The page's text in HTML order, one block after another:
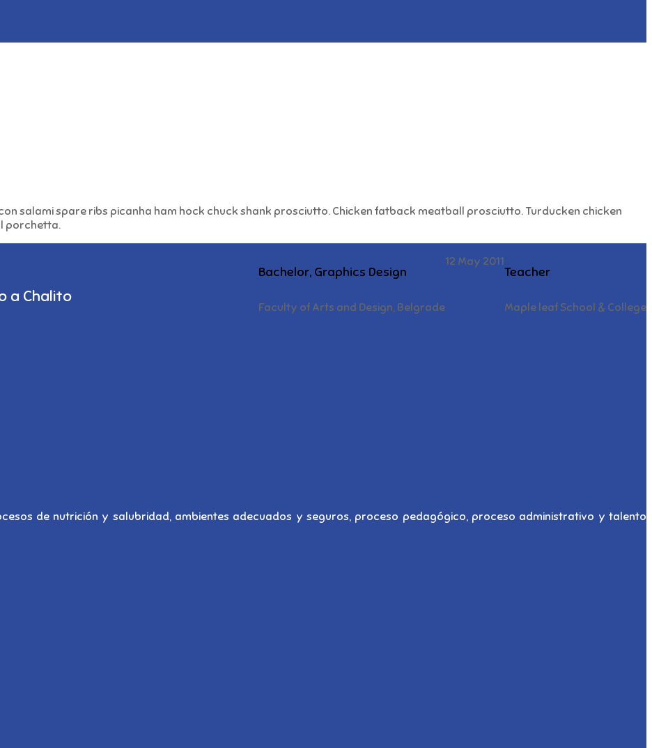
salami spare ribs picanha ham hock chuck shank prosciutto. Chicken fatback meatball prosciutto. Turducken chicken
porchetta.
Teacher
Maple leaf School & College
12 May 2011
Bachelor, Graphics Design
Faculty of Arts and Design, Belgrade
a Chalito
de nutrición y salubridad, ambientes adecuados y seguros, proceso pedagógico, proceso administrativo y talento